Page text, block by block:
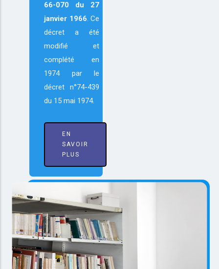
66-070 du 27
janvier 1966. Ce
décret a été
modifié et
complété en
1974 par le
décret n°74-439
du 15 mai 1974.
EN
SAVOIR
PLUS